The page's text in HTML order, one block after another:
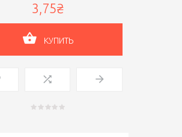
3,75₴
КУПИТЬ